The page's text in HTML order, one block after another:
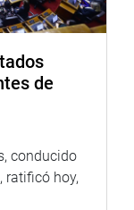
de
conducido
ratificó hoy,